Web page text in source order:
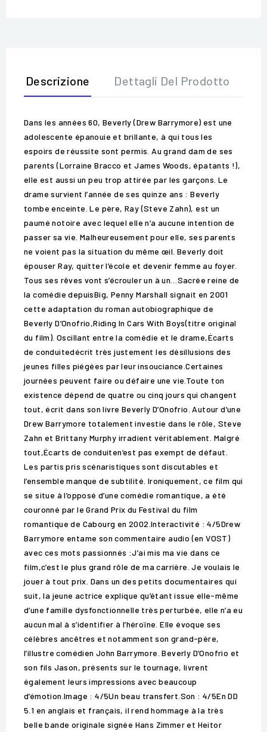
Descrizione Dettagli Del Prodotto
Dans les années 60, Beverly (Drew Barrymore) est une
adolescente épanouie et brillante, à qui tous les
espoirs de réussite sont permis. Au grand dam de ses
parents (Lorraine Bracco et James Woods, épatants !),
elle est aussi un peu trop attirée par les garçons. Le
drame survient l’année de ses quinze ans : Beverly
tombe enceinte. Le père, Ray (Steve Zahn), est un
paumé notoire avec lequel elle n’a aucune intention de
passer sa vie. Malheureusement pour elle, ses parents
ne voient pas la situation du même œil. Beverly doit
épouser Ray, quitter l’école et devenir femme au foyer.
Tous ses rêves vont s’écrouler un à un…Sacrée reine de
la comédie depuisBig, Penny Marshall signait en 2001
cette adaptation du roman autobiographique de
Beverly D’Onofrio,Riding In Cars With Boys(titre original
du film). Oscillant entre la comédie et le drame,Écarts
de conduitedécrit très justement les désillusions des
jeunes filles piégées par leur insouciance.Certaines
journées peuvent faire ou défaire une vie.Toute ton
existence dépend de quatre ou cinq jours qui changent
tout, écrit dans son livre Beverly D’Onofrio. Autour d’une
Drew Barrymore totalement investie dans le rôle, Steve
Zahn et Brittany Murphy irradient véritablement. Malgré
tout,Écarts de conduiten’est pas exempt de défaut.
Les partis pris scénaristiques sont discutables et
l’ensemble manque de subtilité. Ironiquement, ce film qui
se situe à l’opposé d’une comédie romantique, a été
couronné par le Grand Prix du Festival du film
romantique de Cabourg en 2002.Interactivité : 4/5Drew
Barrymore entame son commentaire audio (en VOST)
avec ces mots passionnés :J’ai mis ma vie dans ce
film,c’est le plus grand rôle de ma carrière. Je voulais le
jouer à tout prix. Dans un des petits documentaires qui
suit, la jeune actrice explique qu’étant issue elle-même
d’une famille dysfonctionnelle très perturbée, elle n’a eu
aucun mal à s’identifier à l’héroïne. Elle évoque ses
célèbres ancêtres et notamment son grand-père,
l’illustre comédien John Barrymore. Beverly D’Onofrio et
son fils Jason, présents sur le tournage, livrent
également leurs impressions avec beaucoup
d’émotion.Image : 4/5Un beau transfert.Son : 4/5En DD
5.1 en anglais et français, il rend hommage à la très
belle bande originale signée Hans Zimmer et Heitor